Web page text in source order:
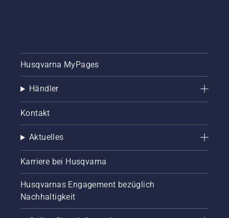
Husqvarna MyPages
Händler
Kontakt
Aktuelles
Karriere bei Husqvarna
Husqvarnas Engagement bezüglich
Nachhaltigkeit